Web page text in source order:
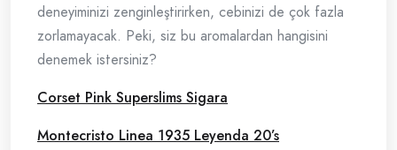
deneyiminizi zenginleştirirken, cebinizi de çok fazla
zorlamayacak. Peki, siz bu aromalardan hangisini
denemek istersiniz?
Corset Pink Superslims Sigara
Montecristo Linea 1935 Leyenda 20’s